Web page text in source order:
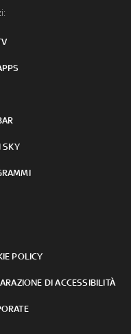
SKY
POLICY
DI ACCESSIBILITÀ